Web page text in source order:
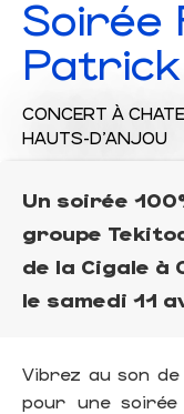
Soirée
CONCERT À
HAUTS-D'ANJOU
Un soirée
groupe
de la Cigale
le samedi 11
Vibrez au son de
pour une